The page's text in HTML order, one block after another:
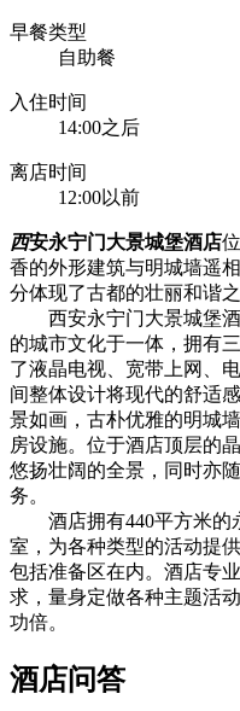
早餐类型
自助餐
入住时间
14:00之后
离店时间
12:00以前
西安永宁门大景城堡酒店
香的外形建筑与明城墙遥
分体现了古都的壮丽和谐之
西安永宁门大景城堡酒
的城市文化于一体，拥有
了液晶电视、宽带上网、
间整体设计将现代的舒适
景如画，古朴优雅的明城
房设施。位于酒店顶层的
悠扬壮阔的全景，同时亦
务。
酒店拥有440平方米的
室，为各种类型的活动提
包括准备区在内。酒店专
求，量身定做各种主题活
功倍。
酒店问答